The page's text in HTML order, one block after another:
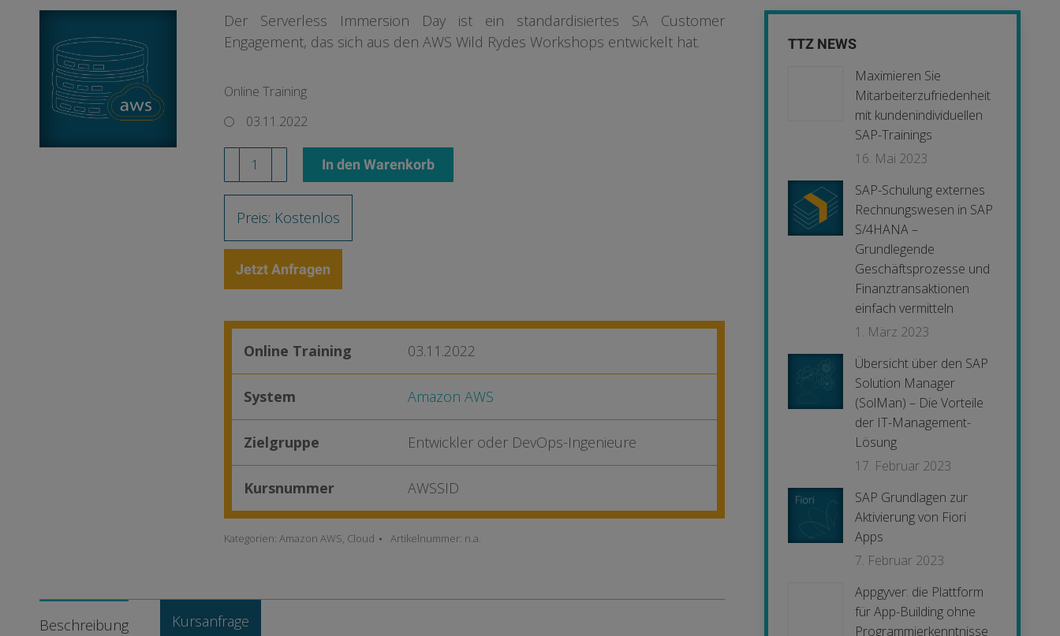
Der Serverless Immersion Day ist ein standardisiertes SA Customer
Engagement, das sich aus den AWS Wild Rydes Workshops entwickelt hat.
Online Training
03.11.2022
Serverless
AWSSID
Menge
In den Warenkorb
Preis: Kostenlos
Jetzt Anfragen
Online Training 03.11.2022
System Amazon AWS
Zielgruppe Entwickler oder DevOps-Ingenieure
Kursnummer AWSSID
Kategorien: Amazon AWS, Cloud Artikelnummer: n.a.
Beschreibung Kursanfrage
TTZ NEWS
Maximieren Sie
Mitarbeiterzufriedenheit
mit kundenindividuellen
SAP-Trainings
16. Mai 2023
SAP-Schulung externes
Rechnungswesen in SAP
S/4HANA –
Grundlegende
Geschäftsprozesse und
Finanztransaktionen
einfach vermitteln
1. März 2023
Übersicht über den SAP
Solution Manager
(SolMan) – Die Vorteile
der IT-Management-
Lösung
17. Februar 2023
SAP Grundlagen zur
Aktivierung von Fiori
Apps
7. Februar 2023
Appgyver: die Plattform
für App-Building ohne
Programmierkenntnisse